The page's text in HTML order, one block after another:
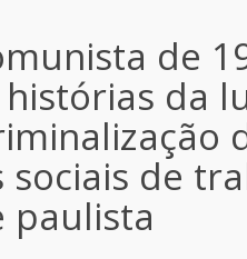
de
da
sociais de
paulista